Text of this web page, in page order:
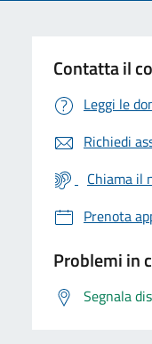
Contatta il
Leggi le
Richiedi
Chiama il
Prenota
Problemi in
Segnala